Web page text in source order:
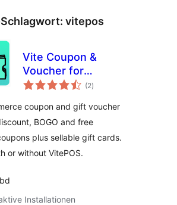
vitepos
Vite Coupon &
Voucher for
WooCommerce –
Cards & POS
Discounts
(2Bewertungen
insgesamt
)
coupon and gift voucher
BOGO and free
plus sellable gift cards.
or without VitePOS.
Installationen